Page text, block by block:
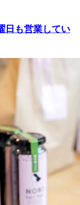
日も営業してい